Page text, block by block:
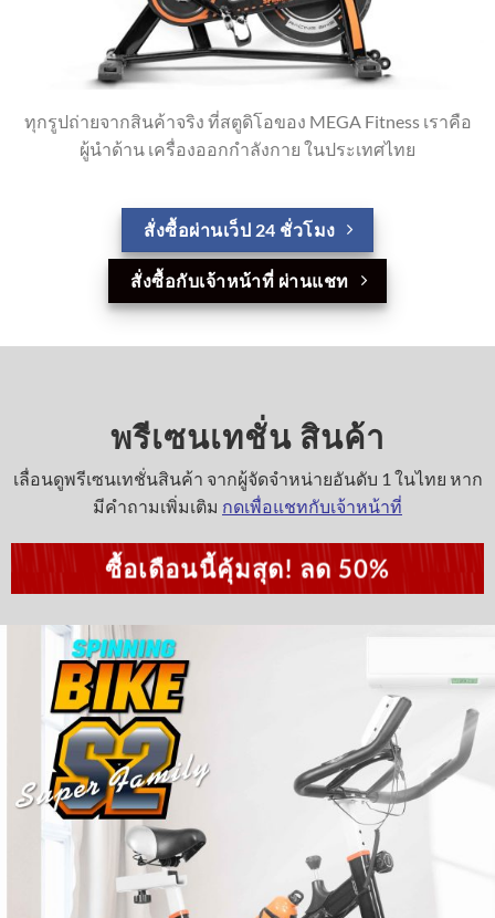
ทุกรูปถ่ายจากสินค้าจริง ที่สตูดิโอของ MEGA Fitness เราคือ
ผู้นำด้าน เครื่องออกกำลังกาย ในประเทศไทย
สั่งซื้อผ่านเว็ป 24 ชั่วโมง
สั่งซื้อกับเจ้าหน้าที่ ผ่านแชท
พรีเซนเทชั่น สินค้า
เลื่อนดูพรีเซนเทชั่นสินค้า จากผู้จัดจำหน่ายอันดับ 1 ในไทย หาก
มีคำถามเพิ่มเติม กดเพื่อแชทกับเจ้าหน้าที่
ซื้อเดือนนี้คุ้มสุด! ลด 50%